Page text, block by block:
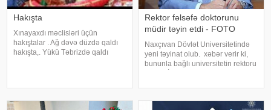
Hakışta
Xınayaxdı məclisləri üçün
hakıştalar . Ağ dəvə düzdə qaldı
hakışta,. Yükü Təbrizdə qaldı
hakışta. Nolar bizi
Rektor fəlsəfə doktorunu
müdir təyin etdi - FOTO
Naxçıvan Dövlət Universitetində
yeni təyinat olub. xəbər verir ki,
bununla bağlı universitetin rektoru
fəlsəfə doktoru Zamin Əliye